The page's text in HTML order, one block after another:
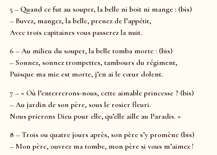
5 – Quand ce fut au souper, la belle ni boit ni mange : (bis)
– Buvez, mangez, la belle, prenez de l’appétit,
Avec trois capitaines vous passerez la nuit.
6 – Au milieu du souper, la belle tomba morte : (bis)
– Sonnez, sonnez trompettes, tambours du régiment,
Puisque ma mie est morte, j’en ai le cœur dolent.
7 – « Où l’enterrerons-nous, cette aimable princesse ? (bis)
– Au jardin de son père, sous le rosier fleuri.
Nous prierons Dieu pour elle, qu’elle aille au Paradis. »
8 – Trois ou quatre jours après, son père s’y promène (bis)
– Mon père, ouvrez ma tombe, mon père si vous m’aimez !